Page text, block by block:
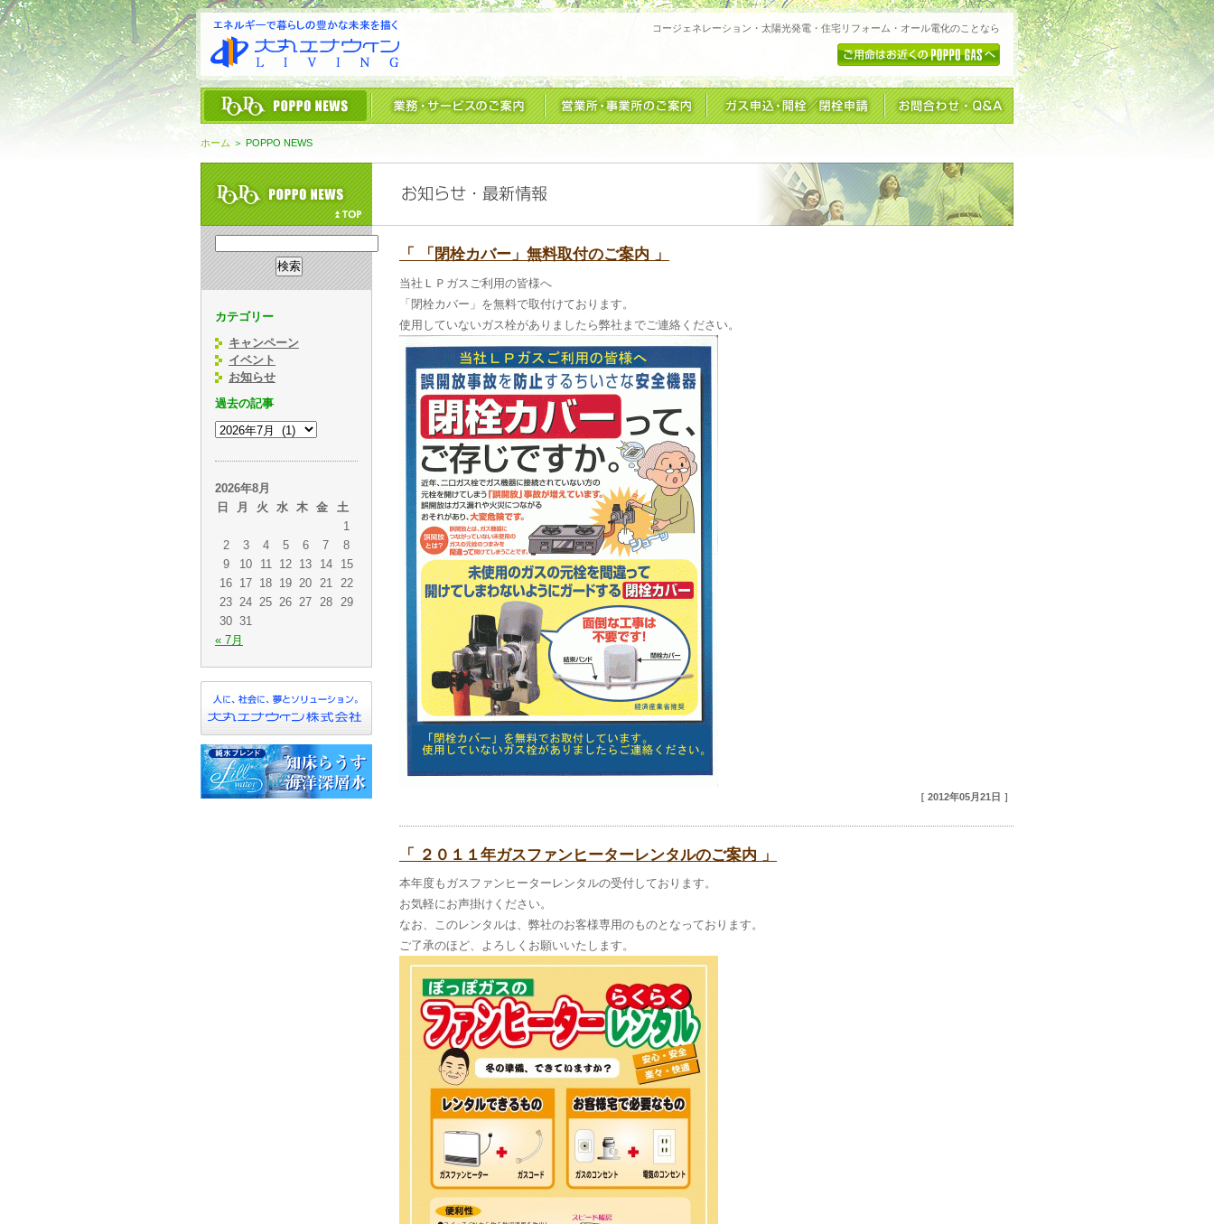
コージェネレーション・太陽光発電・住宅リフォーム・オール電化のことなら
ホーム ＞ POPPO NEWS
「 「閉栓カバー」無料取付のご案内 」
当社ＬＰガスご利用の皆様へ
「閉栓カバー」を無料で取付けております。
使用していないガス栓がありましたら弊社までご連絡ください。
［ 2012年05月21日 ］
「 ２０１１年ガスファンヒーターレンタルのご案内 」
本年度もガスファンヒーターレンタルの受付しております。
お気軽にお声掛けください。
なお、このレンタルは、弊社のお客様専用のものとなっております。
ご了承のほど、よろしくお願いいたします。
カテゴリー
キャンペーン
イベント
お知らせ
過去の記事
2026年8月
日
月 火 水 木 金
土
1
2
3 4 5 6 7
8
9
10 11 12 13 14
15
16 17 18 19 20 21
22
23 24 25 26 27 28
29
30 31
« 7月